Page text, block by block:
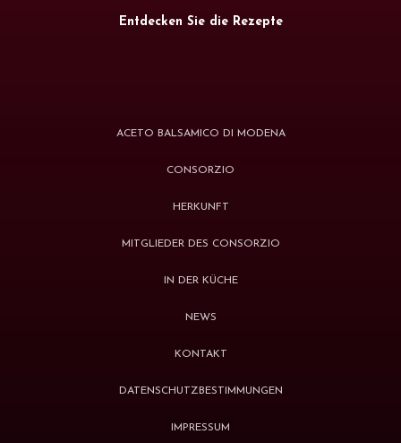
Entdecken Sie die Rezepte
ACETO BALSAMICO DI MODENA
CONSORZIO
HERKUNFT
MITGLIEDER DES CONSORZIO
IN DER KÜCHE
NEWS
KONTAKT
DATENSCHUTZBESTIMMUNGEN
IMPRESSUM